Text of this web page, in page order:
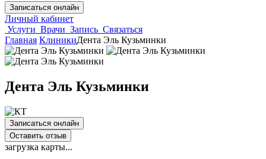
Записаться онлайн
Личный кабинет
Услуги Врачи Запись Связаться
Главная КлиникиДента Эль Кузьминки
Дента Эль Кузьминки
Записаться онлайн
Оставить отзыв
загрузка карты...